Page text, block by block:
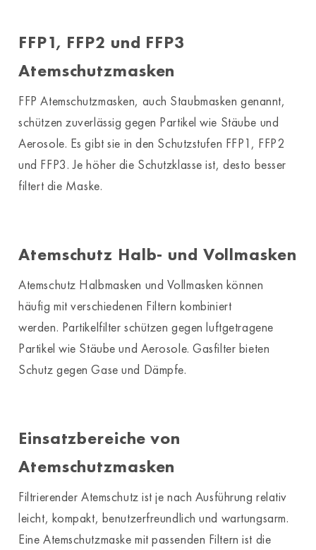
FFP1, FFP2 und FFP3
Atemschutzmasken
FFP Atemschutzmasken, auch Staubmasken genannt,
schützen zuverlässig gegen Partikel wie Stäube und
Aerosole. Es gibt sie in den Schutzstufen FFP1, FFP2
und FFP3. Je höher die Schutzklasse ist, desto besser
filtert die Maske.
Atemschutz Halb- und Vollmasken
Atemschutz Halbmasken und Vollmasken können
häufig mit verschiedenen Filtern kombiniert
werden. Partikelfilter schützen gegen luftgetragene
Partikel wie Stäube und Aerosole. Gasfilter bieten
Schutz gegen Gase und Dämpfe.
Einsatzbereiche von
Atemschutzmasken
Filtrierender Atemschutz ist je nach Ausführung relativ
leicht, kompakt, benutzerfreundlich und wartungsarm.
Eine Atemschutzmaske mit passenden Filtern ist die